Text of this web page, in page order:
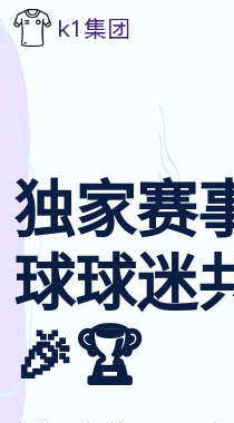
独家赛
球球迷
🎉🏆